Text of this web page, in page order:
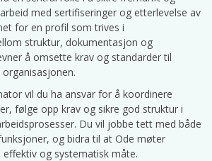
med sertifiseringer og etterlevelse av
for en profil som trives i
struktur, dokumentasjon og
å omsette krav og standarder til
vil du ha ansvar for å koordinere
følge opp krav og sikre god struktur i
Du vil jobbe tett med både
og bidra til at Ode møter
effektiv og systematisk måte.